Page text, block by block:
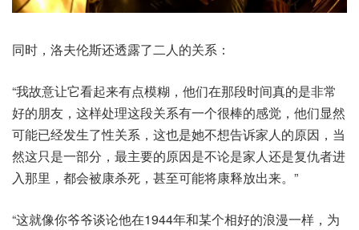
同时，洛夫伦斯还透露了二人的关系：
“我故意让它看起来有点模糊，他们在那段时间真的是非常
好的朋友，这样处理这段关系有一个很棒的感觉，他们显然
可能已经发生了性关系，这也是她不想告诉家人的原因，当
然这只是一部分，最主要的原因是不论是家人还是复仇者进
入那里，都会被康杀死，甚至可能将康释放出来。”
“这就像你爷爷谈论他在1944年和某个相好的浪漫一样，为